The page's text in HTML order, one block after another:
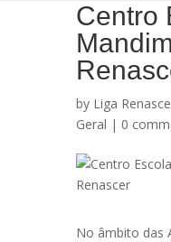
Centro
by Liga
Geral | 0
No âmbito das